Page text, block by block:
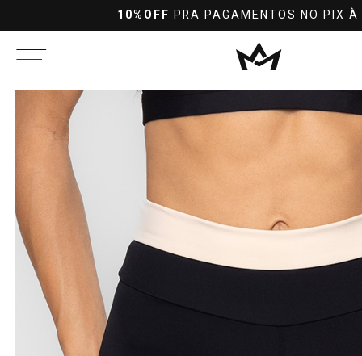
10%OFF PRA PAGAMENTOS NO PIX